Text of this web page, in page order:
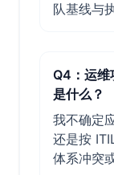
队基线与
Q4：运维
是什么？
我不确定
还是按
体系冲突